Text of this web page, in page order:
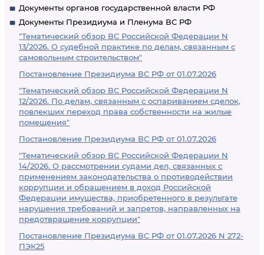
Документы органов государственной власти РФ
Документы Президиума и Пленума ВС РФ
"Тематический обзор ВС Российской Федерации N
13/2026. О судебной практике по делам, связанным с
самовольным строительством"
Постановление Президиума ВС РФ от 01.07.2026
"Тематический обзор ВС Российской Федерации N
12/2026. По делам, связанным с оспариванием сделок,
повлекших переход права собственности на жилые
помещения"
Постановление Президиума ВС РФ от 01.07.2026
"Тематический обзор ВС Российской Федерации N
14/2026. О рассмотрении судами дел, связанных с
применением законодательства о противодействии
коррупции и обращением в доход Российской
Федерации имущества, приобретенного в результате
нарушения требований и запретов, направленных на
предотвращение коррупции"
Постановление Президиума ВС РФ от 01.07.2026 N 272-
ПЭК25